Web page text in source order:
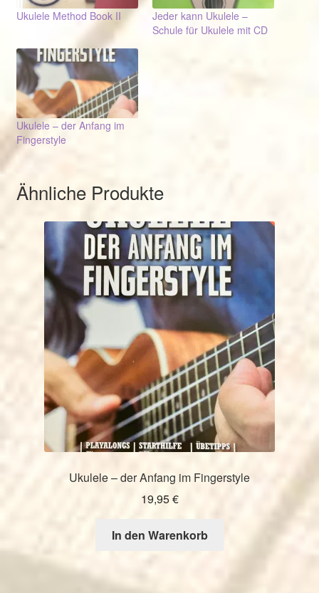
Ukulele Method Book II
Jeder kann Ukulele –
Schule für Ukulele mit CD
Ukulele – der Anfang im
Fingerstyle
Ähnliche Produkte
Ukulele – der Anfang im Fingerstyle
19,95€
In den Warenkorb